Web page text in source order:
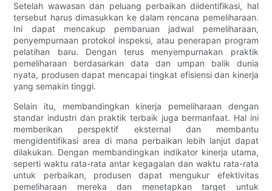
Setelah wawasan dan peluang perbaikan diidentifikasi, hal
tersebut harus dimasukkan ke dalam rencana pemeliharaan.
Ini dapat mencakup pembaruan jadwal pemeliharaan,
penyempurnaan protokol inspeksi, atau penerapan program
pelatihan baru. Dengan terus menyempurnakan praktik
pemeliharaan berdasarkan data dan umpan balik dunia
nyata, produsen dapat mencapai tingkat efisiensi dan kinerja
yang semakin tinggi.
Selain itu, membandingkan kinerja pemeliharaan dengan
standar industri dan praktik terbaik juga bermanfaat. Hal ini
memberikan perspektif eksternal dan membantu
mengidentifikasi area di mana perbaikan lebih lanjut dapat
dilakukan. Dengan membandingkan indikator kinerja utama,
seperti waktu rata-rata antar kegagalan dan waktu rata-rata
untuk perbaikan, produsen dapat mengukur efektivitas
pemeliharaan mereka dan menetapkan target untuk